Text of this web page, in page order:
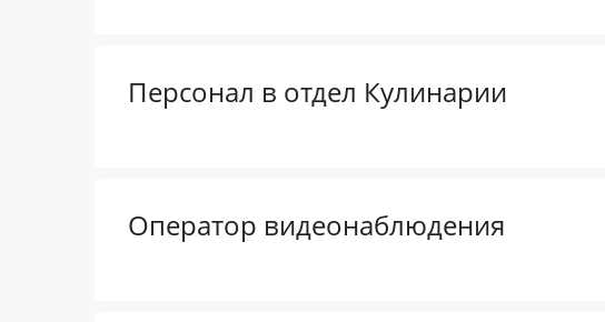
Персонал в отдел Кулинарии
Оператор видеонаблюдения